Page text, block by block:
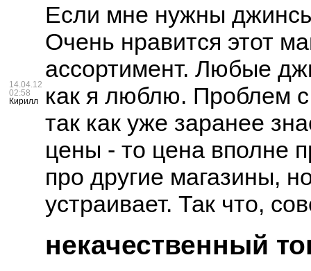
14.04.12
02:58
Кирилл
Если мне нужны
Очень нравится этот
ассортимент. Любые
как я люблю. Проблем с
так как уже заранее
цены - то цена вполне
про другие магазины,
устраивает. Так что,
некачественный